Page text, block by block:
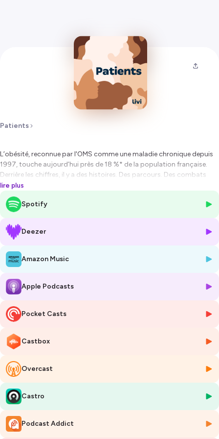
Patients
L’obésité, reconnue par l'OMS comme une maladie chronique depuis
1997, touche aujourd’hui près de 18 %* de la population française.
Derrière les chiffres, il y a des histoires. Des parcours. Des combats
invisibles.
Dans cet épisode de « Patients », nous vous proposons d'écouter
Anton, 33 ans.
d’obésité. Depuis l’enfance, il aime manger. Si la nourriture a
longtemps été un plaisir, un jeu, un refuge contre l’ennui, elle est
157 kilos.
S'il s’est longtemps identifié au fait d’être « le gros » et assumait cette
identité, Anton souffrait des conséquences de la maladie :
hypersudation, essoufflement, mauvais cardio, sensation constante
l’avait intégré. Pourtant, à 27 ans c'est le déclic. Il comprend que
l’obésité est une maladie mais pas une fatalité. Une prise de
Il décide d’entamer une perte de poids et choisit de documenter son
parcours sur Instagram. En cinq ans, il perd 50 kilos notamment
grâce à un séjour de trois semaines dans un centre spécialisé dans la
prise en charge de l’obésité où il apprend notamment à distinguer la
faim de l’envie de manger, à comprendre ses mécanismes, à
construire de nouvelles habitudes alimentaires et sportives.
Écoutez l’épisode dès maintenant pour découvrir l'histoire d'Anton et
son nouveau quotidien.
Un témoignage lucide, sensible et essentiel pour mieux comprendre
l’obésité, sortir des idées reçues.
lire plus
Spotify
Deezer
Amazon Music
Apple Podcasts
Pocket Casts
Castbox
Overcast
Castro
Podcast Addict